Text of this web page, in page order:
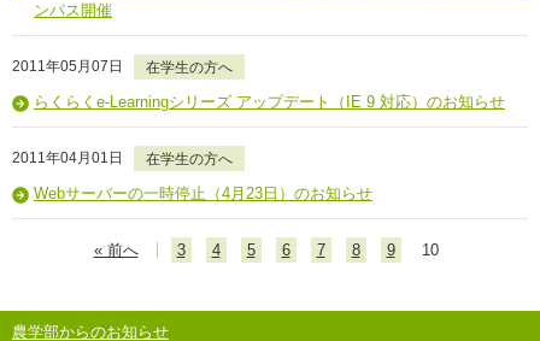
ンパス開催
2011年05月07日 在学生の方へ
らくらくe-Learningシリーズ アップデート（IE 9 対応）のお知らせ
2011年04月01日 在学生の方へ
Webサーバーの一時停止（4月23日）のお知らせ
« 前へ 3 4 5 6 7 8 9 10
農学部からのお知らせ